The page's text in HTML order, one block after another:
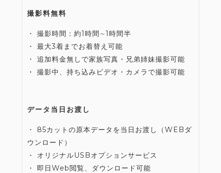
撮影料無料
・ 撮影時間：約1時間∼1時間半
・ 最大3着までお着替え可能
・ 追加料金無しで家族写真・兄弟姉妹撮影可能
・ 撮影中、持ち込みビデオ・カメラで撮影可能
データ当日お渡し
・ 85カットの原本データを当日お渡し（WEBダ
ウンロード）
・ オリジナルUSBオプションサービス
・ 即日Web閲覧、ダウンロード可能